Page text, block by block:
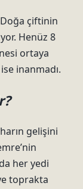
Doğa çiftinin
Henüz 8
ortaya
inanmadı.
gelişini
her yedi
toprakta